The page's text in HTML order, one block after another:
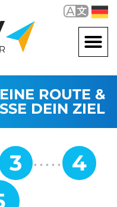
ROUTE &
DEIN ZIEL